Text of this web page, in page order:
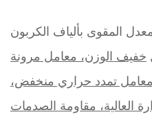
المقوى بألياف الكربون
خفيف الوزن، معامل مرونة
معامل تمدد حراري منخفض،
العالية، مقاومة الصدمات